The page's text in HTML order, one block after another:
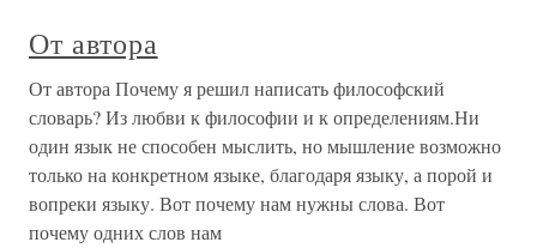
От автора
От автора Почему я решил написать философский
словарь? Из любви к философии и к определениям.Ни
один язык не способен мыслить, но мышление возможно
только на конкретном языке, благодаря языку, а порой и
вопреки языку. Вот почему нам нужны слова. Вот
почему одних слов нам